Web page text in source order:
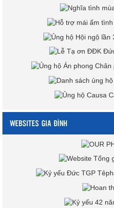
WEBSITES GIA ĐÌNH